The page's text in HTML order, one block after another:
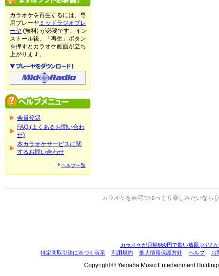
カラオケを再生するには、専
用プレーヤ ミッドラジオプレ
ーヤ (無料) が必要です。イン
ストール後、「再生」ボタン
を押すとカラオケ画面が立ち
上がります。
会員登録
FAQ (よくあるお問い合わ
せ)
本カラオケサービスに関
するお問い合わせ
ヘルプ一覧
カラオケを自宅でゆっくり楽しみたいなら [
カラオケが月額660円で歌い放題 [パソ
特定商取引法に基づく表示
利用規約 個人情報保護方針 ヘルプ お
Copyright © Yamaha Music Entertainment